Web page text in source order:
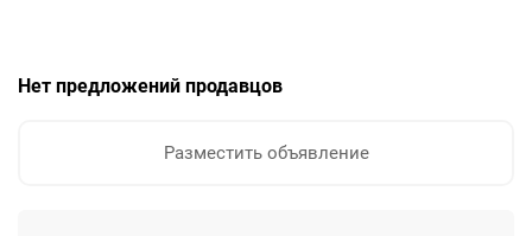
Нет предложений продавцов
Разместить объявление